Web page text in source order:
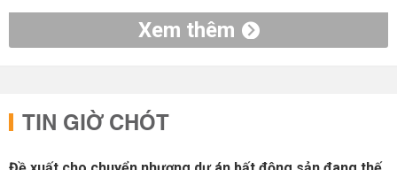
Xem thêm
TIN GIỜ CHÓT